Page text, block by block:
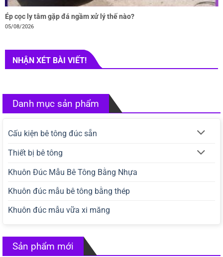
Ép cọc ly tâm gặp đá ngầm xử lý thế nào?
05/08/2026
NHẬN XÉT BÀI VIẾT!
Danh mục sản phẩm
Cấu kiện bê tông đúc sẵn
Thiết bị bê tông
Khuôn Đúc Mẫu Bê Tông Bằng Nhựa
Khuôn đúc mẫu bê tông bằng thép
Khuôn đúc mẫu vữa xi măng
Sản phẩm mới